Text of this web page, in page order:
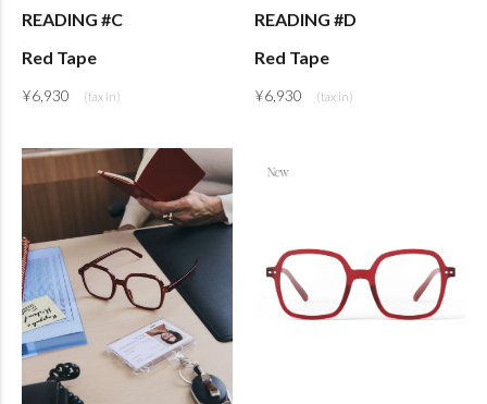
READING #C
Red Tape
¥6,930
READING #D
Red Tape
¥6,930